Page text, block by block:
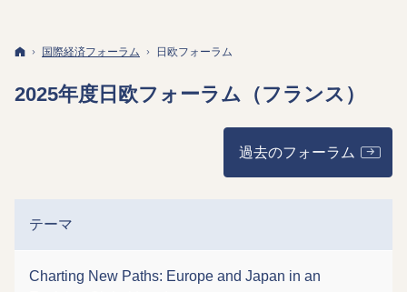
ホーム
国際経済フォーラム 日欧フォーラム
2025年度日欧フォーラム（フランス）
過去のフォーラム
テーマ
Charting New Paths: Europe and Japan in an